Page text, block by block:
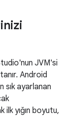
JVM'si
Android
sık ayarlanan
ilk yığın boyutu,